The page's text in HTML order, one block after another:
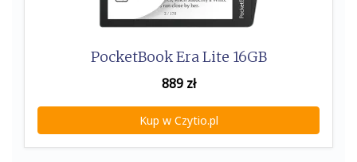
PocketBook Era Lite 16GB
889zł
Kup w Czytio.pl